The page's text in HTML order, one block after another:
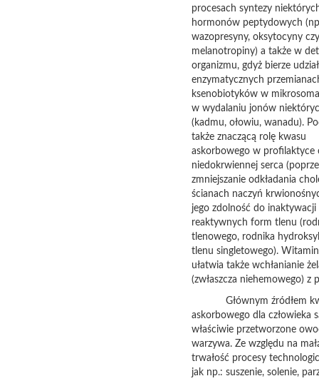
procesach syntezy
hormonów peptydowych
wazopresyny, oksytocyny czy
melanotropiny) a także w
organizmu, gdyż bierze
enzymatycznych
ksenobiotyków w
w wydalaniu jonów
(kadmu, ołowiu, wanadu).
także znaczącą rolę kwasu
askorbowego w profilaktyce
niedokrwiennej serca
zmniejszanie odkładania
ścianach naczyń
jego zdolność do inaktywacji
reaktywnych form tlenu
tlenowego, rodnika
tlenu singletowego).
ułatwia także wchłanianie
(zwłaszcza niehemowego) z
Głównym źródłem
askorbowego dla człowieka
właściwie przetworzone
warzywa. Ze względu na
trwałość procesy
jak np.: suszenie, solenie,